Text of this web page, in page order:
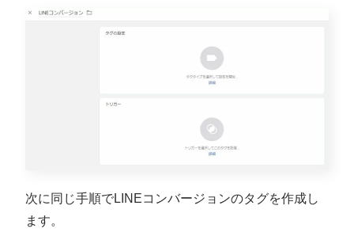
次に同じ手順でLINEコンバージョンのタグを作成し
ます。